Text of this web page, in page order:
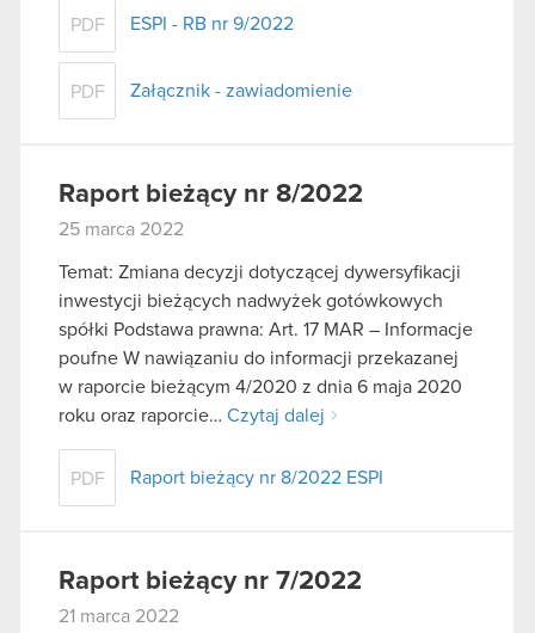
PDF ESPI - RB nr 9/2022
PDF Załącznik - zawiadomienie
Raport bieżący nr 8/2022
25 marca 2022
Temat: Zmiana decyzji dotyczącej dywersyfikacji
inwestycji bieżących nadwyżek gotówkowych
spółki Podstawa prawna: Art. 17 MAR – Informacje
poufne W nawiązaniu do informacji przekazanej
w raporcie bieżącym 4/2020 z dnia 6 maja 2020
roku oraz raporcie… Czytaj dalej
PDF Raport bieżący nr 8/2022 ESPI
Raport bieżący nr 7/2022
21 marca 2022